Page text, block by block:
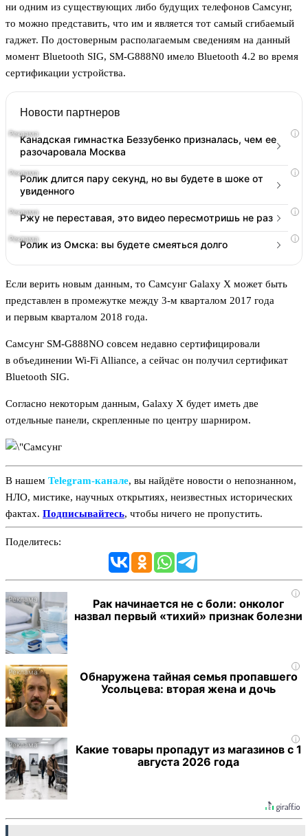
ни одним из существующих либо будущих телефонов Самсунг,
то можно представить, что им и является тот самый сгибаемый
гаджет. По достоверным располагаемым сведениям на данный
момент Bluetooth SIG, SM-G888N0 имело Bluetooth 4.2 во время
сертификации устройства.
Новости партнеров
i
Канадская гимнастка Беззубенко призналась, чем ее
разочаровала Москва
i
Ролик длится пару секунд, но вы будете в шоке от
увиденного
i
Ржу не переставая, это видео пересмотришь не раз
i
Ролик из Омска: вы будете смеяться долго
Если верить новым данным, то Самсунг Galaxy X может быть
представлен в промежутке между 3-м кварталом 2017 года
и первым кварталом 2018 года.
Самсунг SM-G888NO совсем недавно сертифицировали
в объединении Wi-Fi Alliance, а сейчас он получил сертификат
Bluetooth SIG.
Согласно некоторым данным, Galaxy X будет иметь две
отдельные панели, скрепленные по центру шарниром.
В нашем Telegram‑канале, вы найдёте новости о непознанном,
НЛО, мистике, научных открытиях, неизвестных исторических
фактах. Подписывайтесь, чтобы ничего не пропустить.
Поделитесь:
i
Рак начинается не с боли: онколог
назвал первый «тихий» признак болезни
i
Обнаружена тайная семья пропавшего
Усольцева: вторая жена и дочь
i
Какие товары пропадут из магазинов с 1
августа 2026 года